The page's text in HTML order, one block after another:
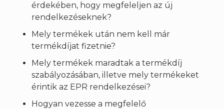
érdekében, hogy megfeleljen az új
rendelkezéseknek?
Mely termékek után nem kell már
termékdíjat fizetnie?
Mely termékek maradtak a termékdíj
szabályozásában, illetve mely termékeket
érintik az EPR rendelkezései?
Hogyan vezesse a megfelelő